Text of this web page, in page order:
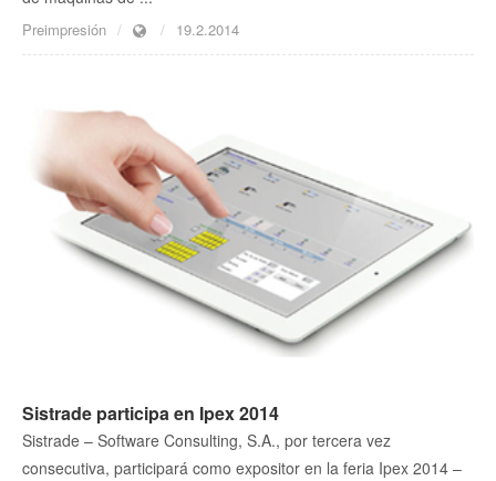
Preimpresión 19.2.2014
Sistrade participa en Ipex 2014
Sistrade – Software Consulting, S.A., por tercera vez
consecutiva, participará como expositor en la feria Ipex 2014 –